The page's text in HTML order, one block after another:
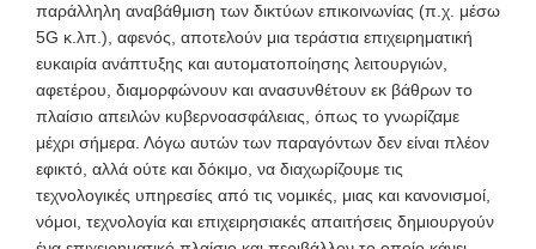
παράλληλη αναβάθμιση των δικτύων επικοινωνίας (π.χ. μέσω
5G κ.λπ.), αφενός, αποτελούν μια τεράστια επιχειρηματική
ευκαιρία ανάπτυξης και αυτοματοποίησης λειτουργιών,
αφετέρου, διαμορφώνουν και ανασυνθέτουν εκ βάθρων το
πλαίσιο απειλών κυβερνοασφάλειας, όπως το γνωρίζαμε
μέχρι σήμερα. Λόγω αυτών των παραγόντων δεν είναι πλέον
εφικτό, αλλά ούτε και δόκιμο, να διαχωρίζουμε τις
τεχνολογικές υπηρεσίες από τις νομικές, μιας και κανονισμοί,
νόμοι, τεχνολογία και επιχειρησιακές απαιτήσεις δημιουργούν